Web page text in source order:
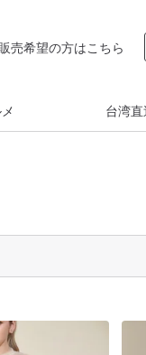
売希望の方はこちら
台湾直